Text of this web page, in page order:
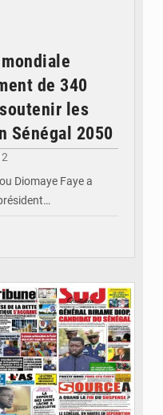
de 340
les
Sénégal 2050
Diomaye Faye a